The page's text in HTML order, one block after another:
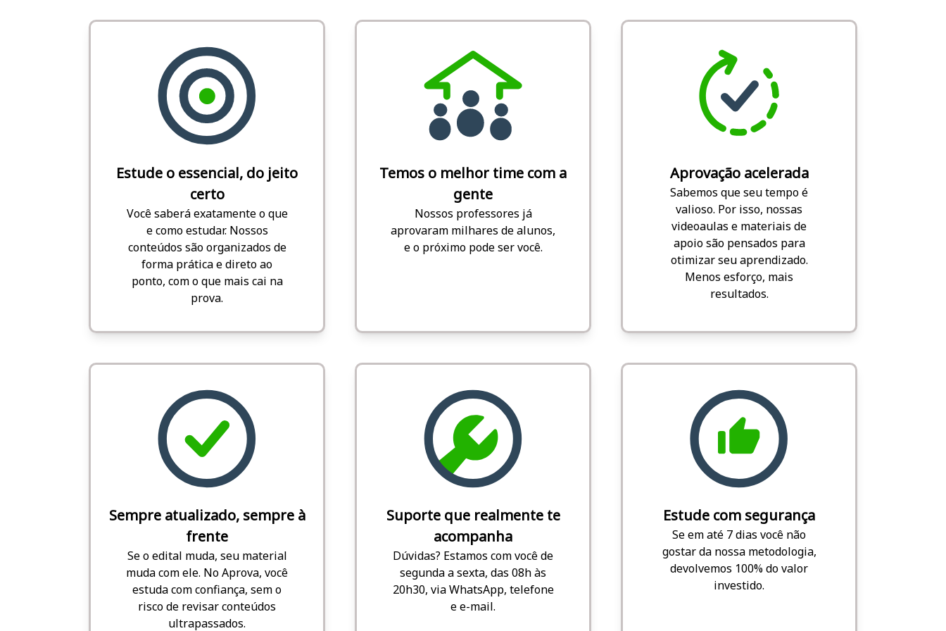
Estude o essencial, do jeito
certo
Você saberá exatamente o que
e como estudar. Nossos
conteúdos são organizados de
forma prática e direto ao
ponto, com o que mais cai na
prova.
Temos o melhor time com a
gente
Nossos professores já
aprovaram milhares de alunos,
e o próximo pode ser você.
Aprovação acelerada
Sabemos que seu tempo é
valioso. Por isso, nossas
videoaulas e materiais de
apoio são pensados para
otimizar seu aprendizado.
Menos esforço, mais
resultados.
Sempre atualizado, sempre à
frente
Se o edital muda, seu material
muda com ele. No Aprova, você
estuda com confiança, sem o
risco de revisar conteúdos
ultrapassados.
Suporte que realmente te
acompanha
Dúvidas? Estamos com você de
segunda a sexta, das 08h às
20h30, via WhatsApp, telefone
e e-mail.
Estude com segurança
Se em até 7 dias você não
gostar da nossa metodologia,
devolvemos 100% do valor
investido.